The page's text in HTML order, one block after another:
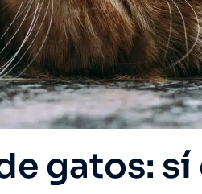
gatos: sí